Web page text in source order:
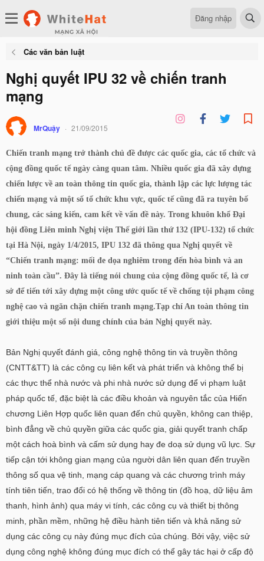
Đăng nhập
Các văn bản luật
Nghị quyết IPU 32 về chiến tranh
mạng
MrQuậy 21/09/2015
Chiến tranh mạng trở thành chủ đề được các quốc gia, các tổ chức và
cộng đồng quốc tế ngày càng quan tâm. Nhiều quốc gia đã xây dựng
chiến lược về an toàn thông tin quốc gia, thành lập các lực lượng tác
chiến mạng và một số tổ chức khu vực, quốc tế cũng đã ra tuyên bố
chung, các sáng kiến, cam kết về vấn đề này. Trong khuôn khổ Đại
hội đồng Liên minh Nghị viện Thế giới lần thứ 132 (IPU-132) tổ chức
tại Hà Nội, ngày 1/4/2015, IPU 132 đã thông qua Nghị quyết về
“Chiến tranh mạng: mối đe dọa nghiêm trong đến hòa bình và an
ninh toàn cầu”. Đây là tiếng nói chung của cộng đồng quốc tế, là cơ
sở để tiến tới xây dựng một công ước quốc tế về chống tội phạm công
nghệ cao và ngăn chặn chiến tranh mạng.Tạp chí An toàn thông tin
giới thiệu một số nội dung chính của bản Nghị quyết này.
Bản Nghị quyết đánh giá, công nghệ thông tin và truyền thông
(CNTT&TT) là các công cụ liên kết và phát triển và không thể bị
các thực thể nhà nước và phi nhà nước sử dụng để vi phạm luật
pháp quốc tế, đặc biệt là các điều khoản và nguyên tắc của Hiến
chương Liên Hợp quốc liên quan đến chủ quyền, không can thiệp,
bình đẳng về chủ quyền giữa các quốc gia, giải quyết tranh chấp
một cách hoà bình và cấm sử dụng hay đe doạ sử dụng vũ lực. Sự
tiếp cận tới không gian mạng của người dân liên quan đến truyền
thông số qua vệ tinh, mạng cáp quang và các chương trình máy
tính tiên tiến, trao đổi có hệ thống về thông tin (đồ hoạ, dữ liệu âm
thanh, hình ảnh) qua máy vi tính, các công cụ và thiết bị thông
minh, phần mềm, những hệ điều hành tiên tiến và khả năng sử
dụng các công cụ này đúng mục đích của chúng. Bởi vậy, việc sử
dụng công nghệ không đúng mục đích có thể gây tác hại ở cấp độ